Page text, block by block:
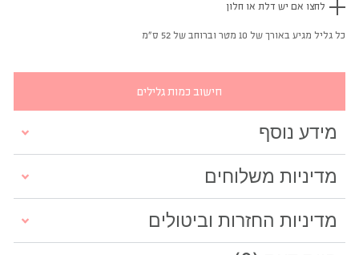
לחצו אם יש דלת או חלון
כל גליל מגיע באורך של 10 מטר וברוחב של 52 ס"מ
חישוב כמות גלילים
מידע נוסף
מדיניות משלוחים
מדיניות החזרות וביטולים